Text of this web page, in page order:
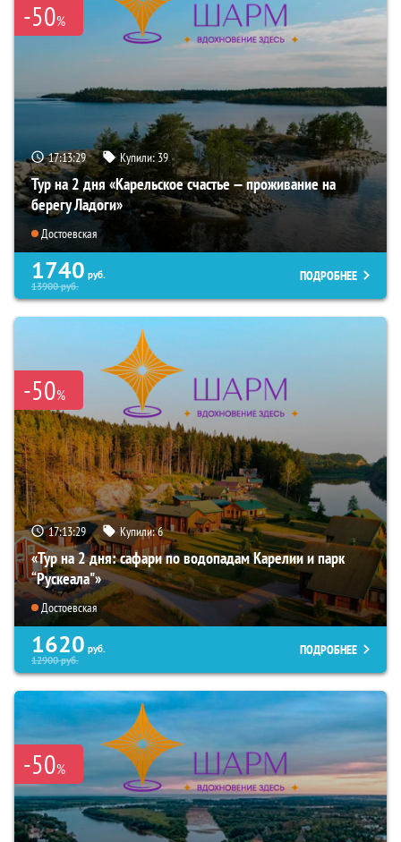
-50%
17:13:27 Купили:39
Тур на 2 дня «Карельское счастье — проживание на
берегу Ладоги»
Достоевская
1740 руб.
13900руб.
ПОДРОБНЕЕ
-50%
17:13:27 Купили:6
«Тур на 2 дня: сафари по водопадам Карелии и парк
“Рускеала"»
Достоевская
1620 руб.
12900руб.
ПОДРОБНЕЕ
-50%